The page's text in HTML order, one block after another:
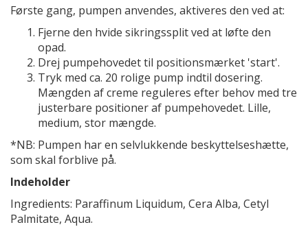
Første gang, pumpen anvendes, aktiveres den ved at:
Fjerne den hvide sikringssplit ved at løfte den
opad.
Drej pumpehovedet til positionsmærket 'start'.
Tryk med ca. 20 rolige pump indtil dosering.
Mængden af creme reguleres efter behov med tre
justerbare positioner af pumpehovedet. Lille,
medium, stor mængde.
*NB: Pumpen har en selvlukkende beskyttelseshætte,
som skal forblive på.
Indeholder
Ingredients: Paraffinum Liquidum, Cera Alba, Cetyl
Palmitate, Aqua.